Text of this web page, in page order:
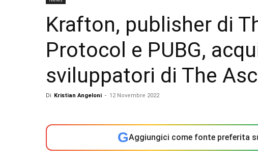
Krafton, publisher di
Protocol e PUBG,
sviluppatori di The
Di Kristian Angeloni - 12 Novembre 2022
GAggiungici come fonte preferita